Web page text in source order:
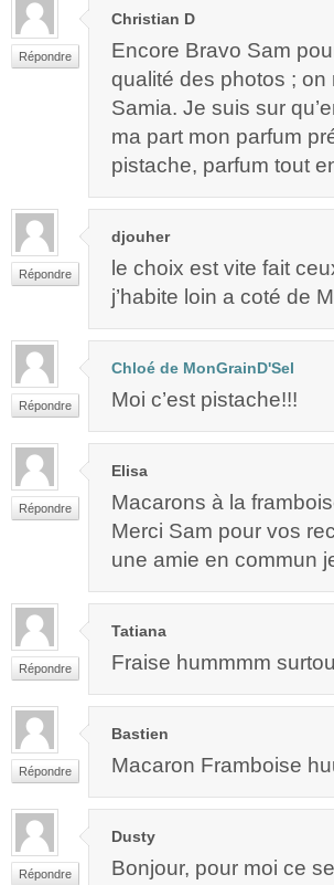
Répondre
Christian D
Encore Bravo Sam
qualité des photos ;
Samia. Je suis sur
ma part mon parfum
pistache, parfum tout
Répondre
djouher
le choix est vite fait
j’habite loin a coté de
Répondre
Chloé de MonGrainD'Sel
Moi c’est pistache!!!
Répondre
Elisa
Macarons à la
Merci Sam pour vos
une amie en commun
Répondre
Tatiana
Fraise hummmm
Répondre
Bastien
Macaron Framboise
Répondre
Dusty
Bonjour, pour moi ce